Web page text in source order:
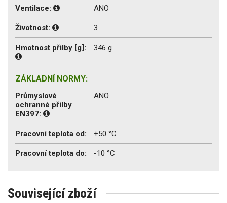
Ventilace: ANO
Životnost: 3
Hmotnost přilby [g]: 346 g
ZÁKLADNÍ NORMY:
Průmyslové
ochranné přilby
EN397:
ANO
Pracovní teplota od: +50 °C
Pracovní teplota do: -10 °C
Související zboží